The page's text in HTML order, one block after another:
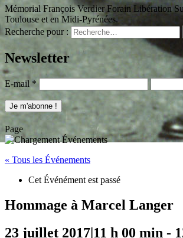
Mémorial François Verdier Forain Libération
Toulouse et en Midi-Pyrénées.
Recherche pour :
Newsletter
E-mail *
Page
« Tous les Événements
Cet Événément est passé
Hommage à Marcel Langer
23 juillet 2017|11 h 00 min -